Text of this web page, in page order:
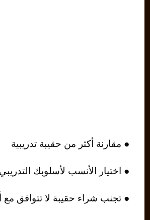
● مقارنة أكثر من حقيبة تدريبية
● اختيار الأنسب لأسلوبك التدريبي
● تجنب شراء حقيبة لا تتوافق مع